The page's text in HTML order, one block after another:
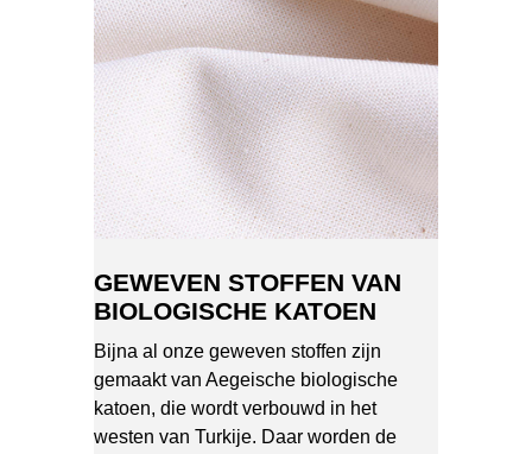
GEWEVEN STOFFEN VAN
BIOLOGISCHE KATOEN
Bijna al onze geweven stoffen zijn
gemaakt van Aegeische biologische
katoen, die wordt verbouwd in het
westen van Turkije. Daar worden de